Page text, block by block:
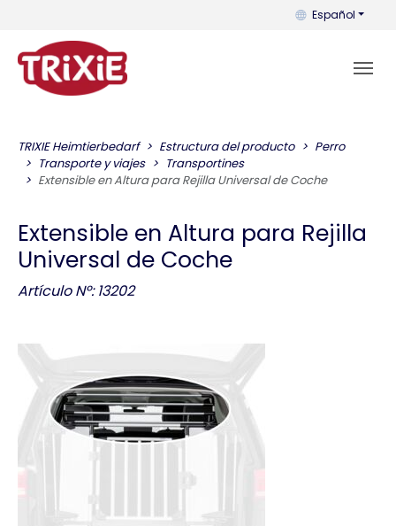
Puedes cambiar
Español
TRIXIE Heimtierbedarf Estructura del producto
Perro
Transporte y viajes
Transportines
Extensible en Altura para Rejilla Universal de Coche
Extensible en Altura para Rejilla
Universal de Coche
Artículo Nº: 13202